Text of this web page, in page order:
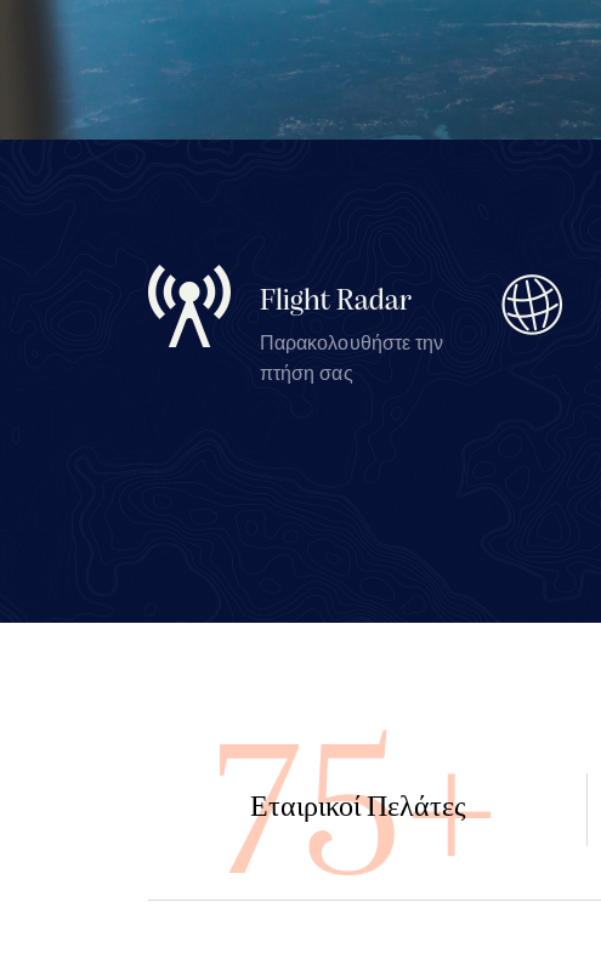
Flight Radar
Παρακολουθήστε την
πτήση σας
100+
Εταιρικοί Πελάτες